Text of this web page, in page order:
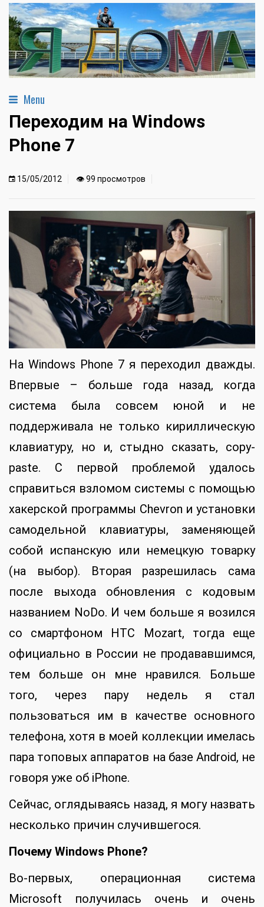
Menu
Переходим на Windows
Phone 7
15/05/2012 👁 99 просмотров
На Windows Phone 7 я переходил дважды.
Впервые – больше года назад, когда
система была совсем юной и не
поддерживала не только кириллическую
клавиатуру, но и, стыдно сказать, copy-
paste. С первой проблемой удалось
справиться взломом системы с помощью
хакерской программы Chevron и установки
самодельной клавиатуры, заменяющей
собой испанскую или немецкую товарку
(на выбор). Вторая разрешилась сама
после выхода обновления с кодовым
названием NoDo. И чем больше я возился
со смартфоном HTC Mozart, тогда еще
официально в России не продававшимся,
тем больше он мне нравился. Больше
того, через пару недель я стал
пользоваться им в качестве основного
телефона, хотя в моей коллекции имелась
пара топовых аппаратов на базе Android, не
говоря уже об iPhone.
Сейчас, оглядываясь назад, я могу назвать
несколько причин случившегося.
Почему Windows Phone?
Во-первых, операционная система
Microsoft получилась очень и очень